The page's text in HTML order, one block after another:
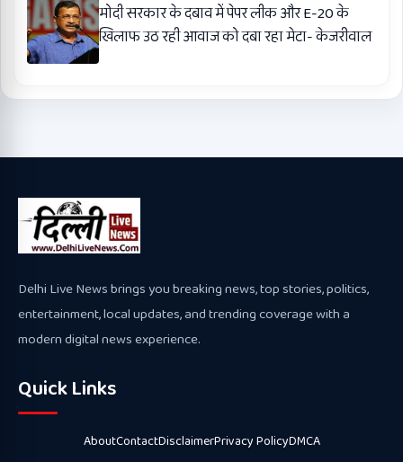
मोदी सरकार के दबाव में पेपर लीक और E-20 के
खिलाफ उठ रही आवाज को दबा रहा मेटा- केजरीवाल
Delhi Live News brings you breaking news, top stories, politics,
entertainment, local updates, and trending coverage with a
modern digital news experience.
Quick Links
AboutContactDisclaimerPrivacy PolicyDMCA